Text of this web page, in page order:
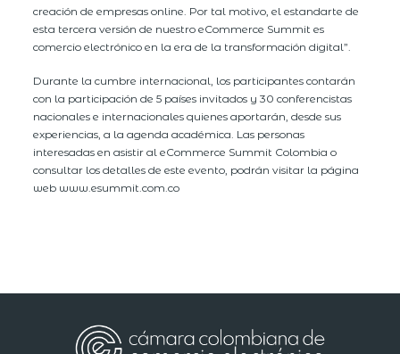
creación de empresas online. Por tal motivo, el estandarte de
esta tercera versión de nuestro eCommerce Summit es
comercio electrónico en la era de la transformación digital”.
Durante la cumbre internacional, los participantes contarán
con la participación de 5 países invitados y 30 conferencistas
nacionales e internacionales quienes aportarán, desde sus
experiencias, a la agenda académica. Las personas
interesadas en asistir al eCommerce Summit Colombia o
consultar los detalles de este evento, podrán visitar la página
web www.esummit.com.co